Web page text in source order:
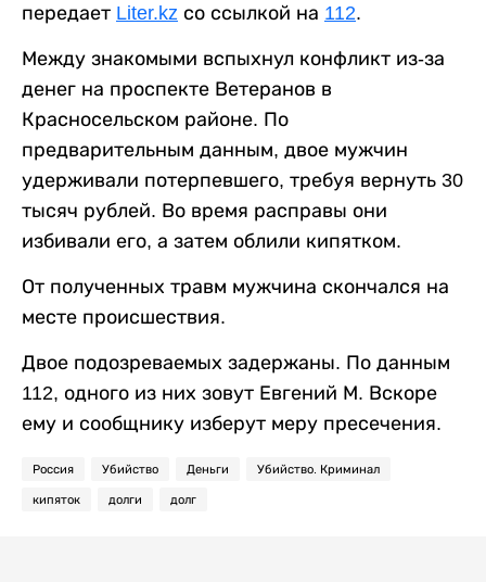
передает Liter.kz со ссылкой на 112.
Между знакомыми вспыхнул конфликт из-за
денег на проспекте Ветеранов в
Красносельском районе. По
предварительным данным, двое мужчин
удерживали потерпевшего, требуя вернуть 30
тысяч рублей. Во время расправы они
избивали его, а затем облили кипятком.
От полученных травм мужчина скончался на
месте происшествия.
Двое подозреваемых задержаны. По данным
112, одного из них зовут Евгений М. Вскоре
ему и сообщнику изберут меру пресечения.
Россия Убийство Деньги Убийство. Криминал
кипяток долги долг